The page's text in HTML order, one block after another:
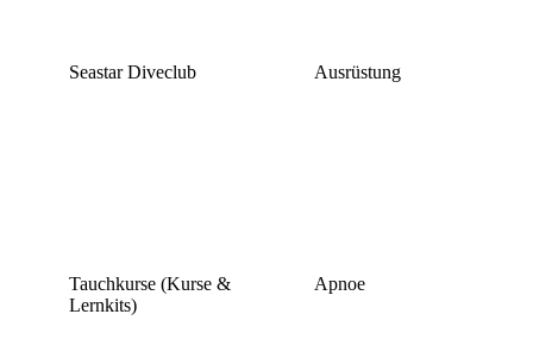
Seastar Diveclub Ausrüstung
Tauchkurse (Kurse &
Lernkits)
Apnoe